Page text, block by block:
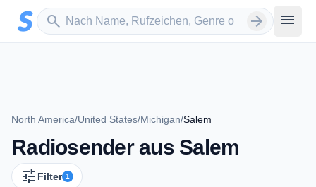
Zum Hauptinhalt springen
search
Sender suchen arrow_forward menu
North America/United States/Michigan/Salem
Radiosender aus Salem
tune Filter 1